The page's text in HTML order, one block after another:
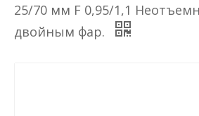
25/70 мм F 0,95/1,1
двойным фар.